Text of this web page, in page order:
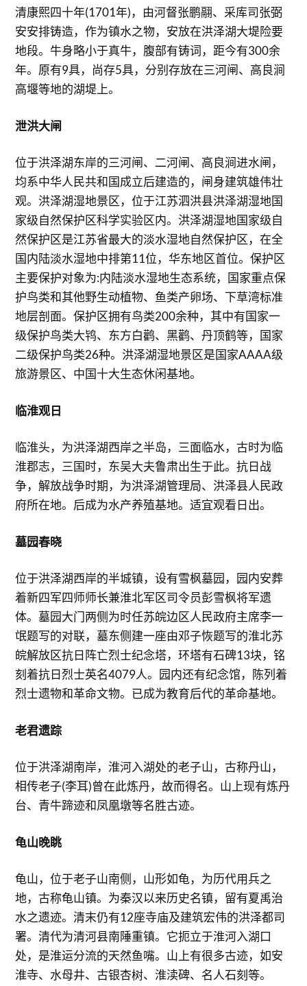
清康熙四十年(1701年)，由河督张鹏翮、采库司张弼
安安排铸造，作为镇水之物，安放在洪泽湖大堤险要
地段。牛身略小于真牛，腹部有铸词，距今有300余
年。原有9具，尚存5具，分别存放在三河闸、高良涧
高堰等地的湖堤上。
泄洪大闸
位于洪泽湖东岸的三河闸、二河闸、高良涧进水闸，
均系中华人民共和国成立后建造的，闸身建筑雄伟壮
观。洪泽湖湿地景区，位于江苏泗洪县洪泽湖湿地国
家级自然保护区科学实验区内。洪泽湖湿地国家级自
然保护区是江苏省最大的淡水湿地自然保护区，在全
国内陆淡水湿地中排第11位，华东地区首位。保护区
主要保护对象为:内陆淡水湿地生态系统，国家重点保
护鸟类和其他野生动植物、鱼类产卵场、下草湾标准
地层剖面。保护区拥有鸟类200余种，其中有国家一
级保护鸟类大鸨、东方白鹳、黑鹳、丹顶鹤等，国家
二级保护鸟类26种。洪泽湖湿地景区是国家AAAA级
旅游景区、中国十大生态休闲基地。
临淮观日
临淮头，为洪泽湖西岸之半岛，三面临水，古时为临
淮郡志，三国时，东吴大夫鲁肃出生于此。抗日战
争，解放战争时期，为洪泽湖管理局、洪泽县人民政
府所在地。后成为水产养殖基地。适宜观看日出。
墓园春晓
位于洪泽湖西岸的半城镇，设有雪枫墓园，园内安葬
着新四军四师师长兼淮北军区司令员彭雪枫将军遗
体。墓园大门两侧为时任苏皖边区人民政府主席李一
氓题写的对联，墓东侧建一座由邓子恢题写的淮北苏
皖解放区抗日阵亡烈士纪念塔，环塔有石碑13块，铭
刻着抗日烈士英名4079人。园内还有纪念馆，陈列着
烈士遗物和革命文物。已成为教育后代的革命基地。
老君遗踪
位于洪泽湖南岸，淮河入湖处的老子山，古称丹山，
相传老子(李耳)曾在此炼丹，故而得名。山上现有炼丹
台、青牛蹄迹和凤凰墩等名胜古迹。
龟山晚眺
龟山，位于老子山南侧，山形如龟，为历代用兵之
地，古称龟山镇。为秦汉以来历史名镇，留有夏禹治
水之遗迹。清末仍有12座寺庙及建筑宏伟的洪泽都司
署。清代为清河县南陲重镇。它扼立于淮河入湖口
处，是淮运分流的天然鱼嘴。山上有很多古迹，如安
淮寺、水母井、古银杏树、淮渎碑、名人石刻等。